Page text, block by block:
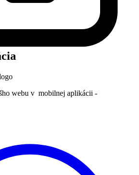
webu v mobilnej aplikácii -